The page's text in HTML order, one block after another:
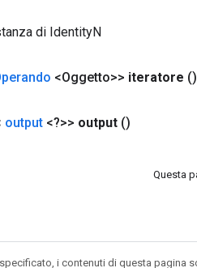
di IdentityN
<Oggetto>> iteratore ()
output <?>> output ()
Questa
i contenuti di questa pagina